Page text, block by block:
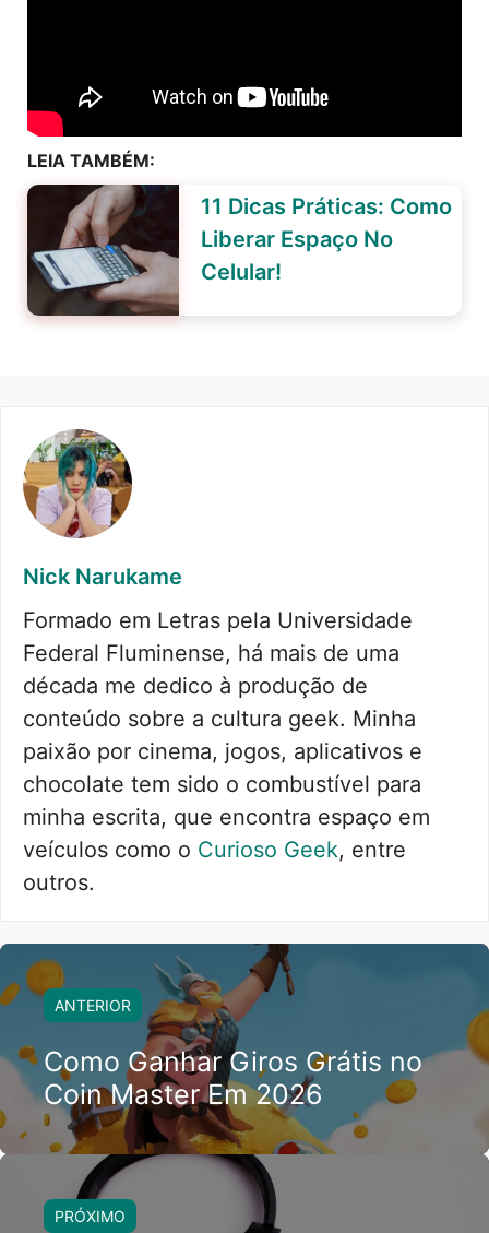
LEIA TAMBÉM:
11 Dicas Práticas: Como
Liberar Espaço No
Celular!
Nick Narukame
Formado em Letras pela Universidade
Federal Fluminense, há mais de uma
década me dedico à produção de
conteúdo sobre a cultura geek. Minha
paixão por cinema, jogos, aplicativos e
chocolate tem sido o combustível para
minha escrita, que encontra espaço em
veículos como o Curioso Geek, entre
outros.
ANTERIOR
Como Ganhar Giros Grátis no
Coin Master Em 2026
PRÓXIMO